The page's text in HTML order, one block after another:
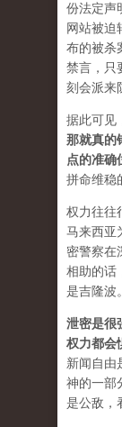
份法定声
网站被迫
布的被杀
禁言，只
刻会派来
据此可见
那就真的
点的准确
拼命维稳
权力往往
马来西亚
密警察在
相助的话
是吉隆波。
泄密是很
权力都会
新闻自由
神的一部
是公敌，